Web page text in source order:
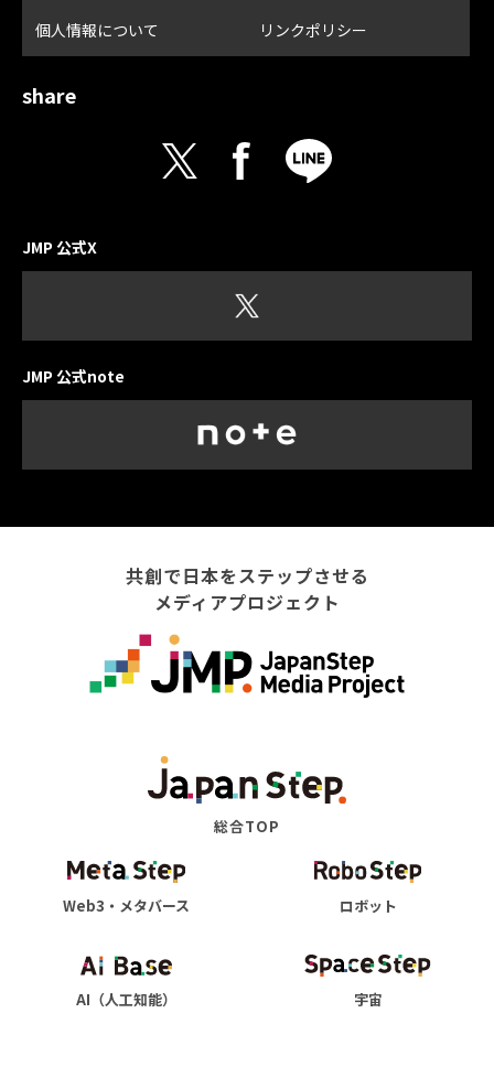
個人情報について リンクポリシー
share
JMP 公式X
JMP 公式note
共創で日本をステップさせる
メディアプロジェクト
総合TOP
Web3・メタバース ロボット
AI（人工知能） 宇宙